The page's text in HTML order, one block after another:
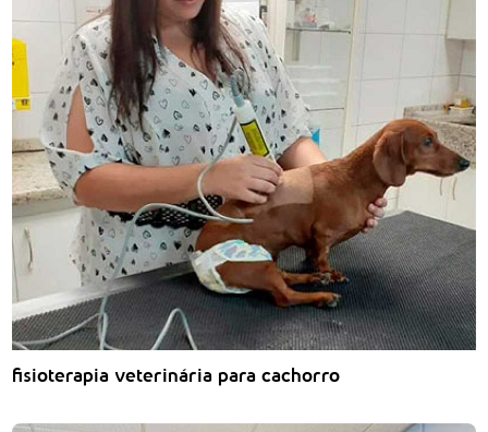
fisioterapia veterinária para cachorro